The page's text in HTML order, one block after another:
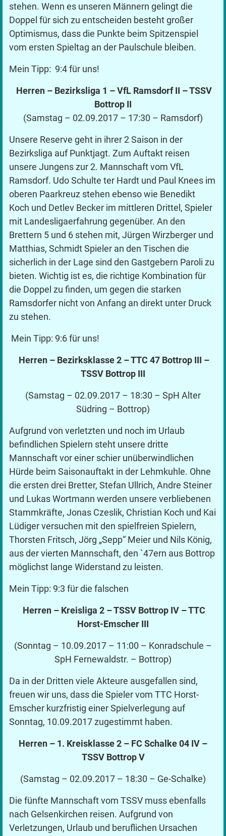
stehen. Wenn es unseren Männern gelingt die
Doppel für sich zu entscheiden besteht großer
Optimismus, dass die Punkte beim Spitzenspiel
vom ersten Spieltag an der Paulschule bleiben.
Mein Tipp: 9:4 für uns!
Herren – Bezirksliga 1 – VfL Ramsdorf II – TSSV
Bottrop II
(Samstag – 02.09.2017 – 17:30 – Ramsdorf)
Unsere Reserve geht in ihrer 2 Saison in der
Bezirksliga auf Punktjagt. Zum Auftakt reisen
unsere Jungens zur 2. Mannschaft vom VfL
Ramsdorf. Udo Schulte ter Hardt und Paul Knees im
oberen Paarkreuz stehen ebenso wie Benedikt
Koch und Detlev Becker im mittleren Drittel, Spieler
mit Landesligaerfahrung gegenüber. An den
Brettern 5 und 6 stehen mit, Jürgen Wirzberger und
Matthias, Schmidt Spieler an den Tischen die
sicherlich in der Lage sind den Gastgebern Paroli zu
bieten. Wichtig ist es, die richtige Kombination für
die Doppel zu finden, um gegen die starken
Ramsdorfer nicht von Anfang an direkt unter Druck
zu stehen.
Mein Tipp: 9:6 für uns!
Herren – Bezirksklasse 2 – TTC 47 Bottrop III –
TSSV Bottrop III
(Samstag – 02.09.2017 – 18:30 – SpH Alter
Südring – Bottrop)
Aufgrund von verletzten und noch im Urlaub
befindlichen Spielern steht unsere dritte
Mannschaft vor einer schier unüberwindlichen
Hürde beim Saisonauftakt in der Lehmkuhle. Ohne
die ersten drei Bretter, Stefan Ullrich, Andre Steiner
und Lukas Wortmann werden unsere verbliebenen
Stammkräfte, Jonas Czeslik, Christian Koch und Kai
Lüdiger versuchen mit den spielfreien Spielern,
Thorsten Fritsch, Jörg „Sepp“ Meier und Nils König,
aus der vierten Mannschaft, den `47ern aus Bottrop
möglichst lange Widerstand zu leisten.
Mein Tipp: 9:3 für die falschen
Herren – Kreisliga 2 – TSSV Bottrop IV – TTC
Horst-Emscher III
(Sonntag – 10.09.2017 – 11:00 – Konradschule –
SpH Fernewaldstr. – Bottrop)
Da in der Dritten viele Akteure ausgefallen sind,
freuen wir uns, dass die Spieler vom TTC Horst-
Emscher kurzfristig einer Spielverlegung auf
Sonntag, 10.09.2017 zugestimmt haben.
Herren – 1. Kreisklasse 2 – FC Schalke 04 IV –
TSSV Bottrop V
(Samstag – 02.09.2017 – 18:30 – Ge-Schalke)
Die fünfte Mannschaft vom TSSV muss ebenfalls
nach Gelsenkirchen reisen. Aufgrund von
Verletzungen, Urlaub und beruflichen Ursachen